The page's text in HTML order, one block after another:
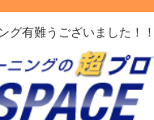
有難うございました！